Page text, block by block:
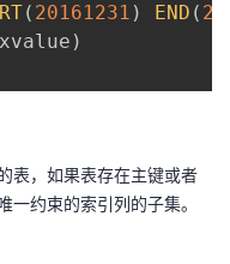
( 20161231 ) END (
)
表，如果表存在主键或者
约束的索引列的子集。